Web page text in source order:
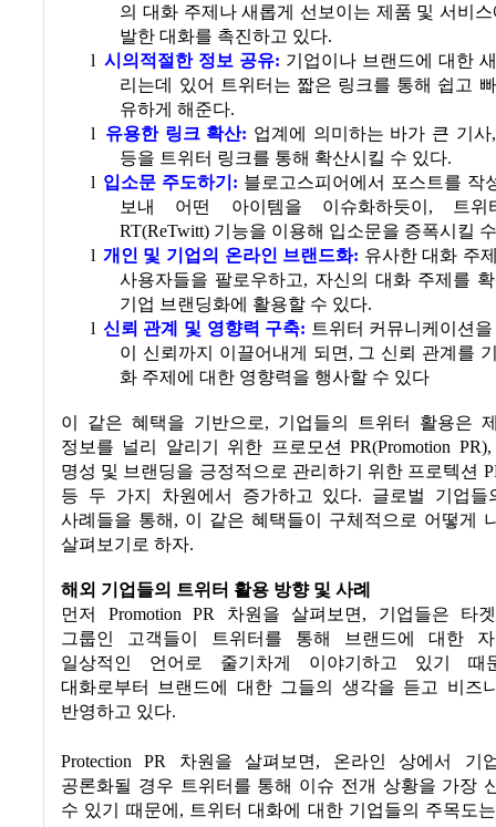
의 대화 주제나 새롭게 선보이는 제품 및 서비
발한 대화를 촉진하고 있다.
l 시의적절한 정보 공유: 기업이나 브랜드에 대한
리는데 있어 트위터는 짧은 링크를 통해 쉽고
유하게 해준다.
l 유용한 링크 확산: 업계에 의미하는 바가 큰 기사
등을 트위터 링크를 통해 확산시킬 수 있다.
l 입소문 주도하기 : 블로고스피어에서 포스트를 작
보내 어떤 아이템을 이슈화하듯이 , 트
RT(ReTwitt) 기능을 이용해 입소문을 증폭시킬
l 개인 및 기업의 온라인 브랜드화: 유사한 대화 주
사용자들을 팔로우하고, 자신의 대화 주제를
기업 브랜딩화에 활용할 수 있다.
l 신뢰 관계 및 영향력 구축: 트위터 커뮤니케이션
이 신뢰까지 이끌어내게 되면, 그 신뢰 관계를
화 주제에 대한 영향력을 행사할 수 있다
이 같은 혜택을 기반으로, 기업들의 트위터 활용은
정보를 널리 알리기 위한 프로모션 PR(Promotion
명성 및 브랜딩을 긍정적으로 관리하기 위한 프로텍션
등 두 가지 차원에서 증가하고 있다. 글로벌 기업
사례들을 통해 , 이 같은 혜택들이 구체적으로 어떻게
살펴보기로 하자.
해외 기업들의 트위터 활용 방향 및 사례
먼저
Promotion PR 차원을 살펴보면, 기업들은 타
그룹인 고객들이 트위터를 통해 브랜드에 대한
일상적인 언어로 줄기차게 이야기하고 있기 때
대화로부터 브랜드에 대한 그들의 생각을 듣고 비즈
반영하고 있다.
Protection PR 차원을 살펴보면, 온라인 상에서 기
공론화될 경우 트위터를 통해 이슈 전개 상황을 가장
수 있기 때문에 , 트위터 대화에 대한 기업들의 주목도